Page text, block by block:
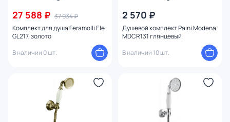
27 588 ₽ 37 934 ₽
Комплект для душа Feramolli Ele
GL217, золото
В наличии 0 шт.
2 570 ₽
Душевой комплект Paini Modena
MDCR131 глянцевый
В наличии 10 шт.